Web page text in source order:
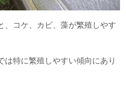
、コケ、カビ、藻が繁殖しやす
は特に繁殖しやすい傾向にあり